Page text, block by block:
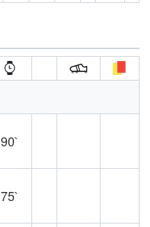
90`
75`